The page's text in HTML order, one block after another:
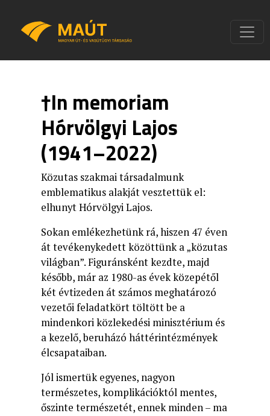
†In memoriam
Hórvölgyi Lajos
(1941–2022)
Közutas szakmai társadalmunk
emblematikus alakját vesztettük el:
elhunyt Hórvölgyi Lajos.
Sokan emlékezhetünk rá, hiszen 47 éven
át tevékenykedett közöttünk a „közutas
világban”. Figuránsként kezdte, majd
később, már az 1980-as évek közepétől
két évtizeden át számos meghatározó
vezetői feladatkört töltött be a
mindenkori közlekedési minisztérium és
a kezelő, beruházó háttérintézmények
élcsapataiban.
Jól ismertük egyenes, nagyon
természetes, komplikációktól mentes,
őszinte természetét, ennek minden – ma